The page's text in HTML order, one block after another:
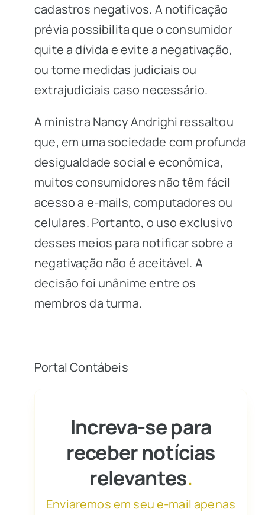
cadastros negativos. A notificação
prévia possibilita que o consumidor
quite a dívida e evite a negativação,
ou tome medidas judiciais ou
extrajudiciais caso necessário.
A ministra Nancy Andrighi ressaltou
que, em uma sociedade com profunda
desigualdade social e econômica,
muitos consumidores não têm fácil
acesso a e-mails, computadores ou
celulares. Portanto, o uso exclusivo
desses meios para notificar sobre a
negativação não é aceitável. A
decisão foi unânime entre os
membros da turma.
Portal Contábeis
Increva-se para
receber notícias
relevantes.
Enviaremos em seu e-mail apenas